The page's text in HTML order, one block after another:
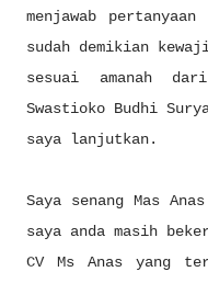
menjawab
sudah demikian
sesuai amanah
Swastioko Budhi
saya lanjutkan.
Saya senang Mas
saya anda masih
CV Ms Anas yang